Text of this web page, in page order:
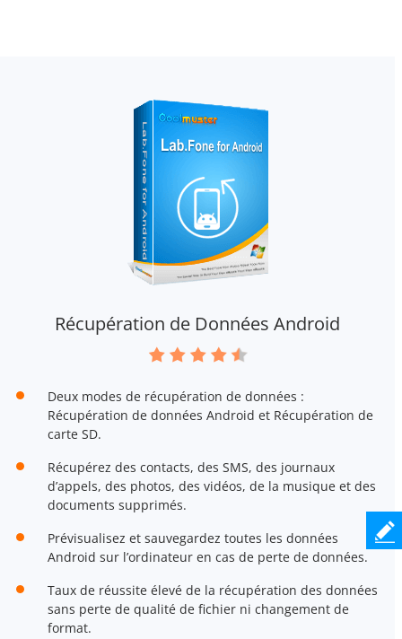
Récupération de Données Android
Deux modes de récupération de données :
Récupération de données Android et Récupération de
carte SD.
Récupérez des contacts, des SMS, des journaux
d’appels, des photos, des vidéos, de la musique et des
documents supprimés.
Prévisualisez et sauvegardez toutes les données
Android sur l’ordinateur en cas de perte de données.
Taux de réussite élevé de la récupération des données
sans perte de qualité de fichier ni changement de
format.